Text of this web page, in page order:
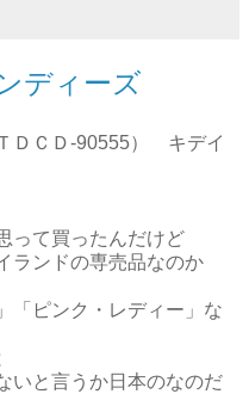
ディーズ
ＤＣＤ-90555） キデイ
って買ったんだけど
ランドの専売品なのか
「ピンク・レディー」な
いと言うか日本のなのだ